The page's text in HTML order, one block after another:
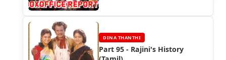
DINA THANTHI
Part 95 - Rajini's History